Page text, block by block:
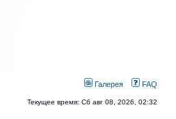
Галерея FAQ
Текущее время: Сб авг 08, 2026, 02:32